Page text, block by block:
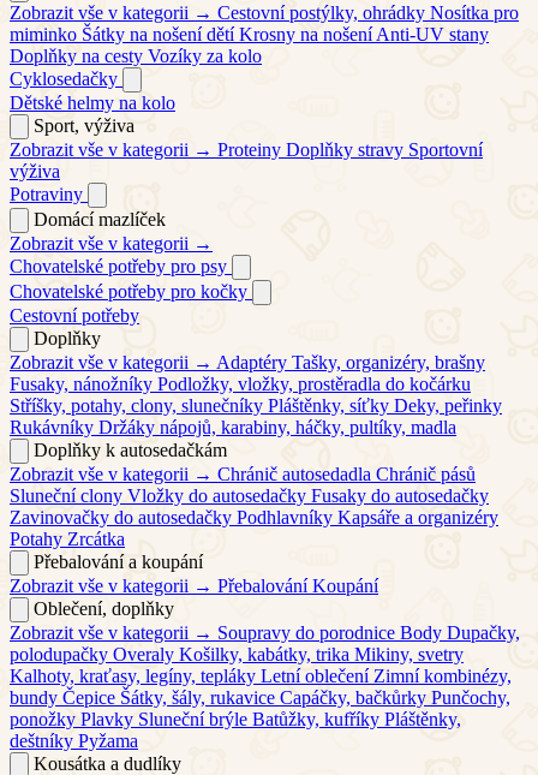
Zobrazit vše v kategorii → Cestovní postýlky, ohrádky Nosítka pro
miminko Šátky na nošení dětí Krosny na nošení Anti-UV stany
Doplňky na cesty Vozíky za kolo
Cyklosedačky
Dětské helmy na kolo
Sport, výživa
Zobrazit vše v kategorii → Proteiny Doplňky stravy Sportovní
výživa
Potraviny
Domácí mazlíček
Zobrazit vše v kategorii →
Chovatelské potřeby pro psy
Chovatelské potřeby pro kočky
Cestovní potřeby
Doplňky
Zobrazit vše v kategorii → Adaptéry Tašky, organizéry, brašny
Fusaky, nánožníky Podložky, vložky, prostěradla do kočárku
Stříšky, potahy, clony, slunečníky Pláštěnky, síťky Deky, peřinky
Rukávníky Držáky nápojů, karabiny, háčky, pultíky, madla
Doplňky k autosedačkám
Zobrazit vše v kategorii → Chránič autosedadla Chránič pásů
Sluneční clony Vložky do autosedačky Fusaky do autosedačky
Zavinovačky do autosedačky Podhlavníky Kapsáře a organizéry
Potahy Zrcátka
Přebalování a koupání
Zobrazit vše v kategorii → Přebalování Koupání
Oblečení, doplňky
Zobrazit vše v kategorii → Soupravy do porodnice Body Dupačky,
polodupačky Overaly Košilky, kabátky, trika Mikiny, svetry
Kalhoty, kraťasy, legíny, tepláky Letní oblečení Zimní kombinézy,
bundy Čepice Šátky, šály, rukavice Capáčky, bačkůrky Punčochy,
ponožky Plavky Sluneční brýle Batůžky, kufříky Pláštěnky,
deštníky Pyžama
Kousátka a dudlíky